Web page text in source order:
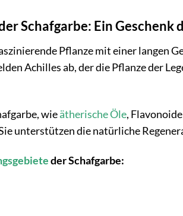
Schafgarbe: Ein Geschenk
Pflanze mit einer langen
Achilles ab, der die Pflanze der
wieätherische Öle,
unterstützen die natürliche
der Schafgarbe: